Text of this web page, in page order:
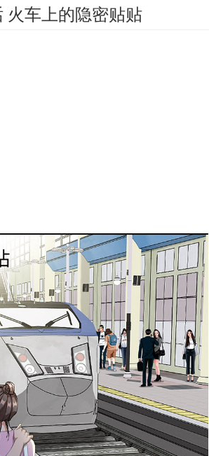
火车上的隐密贴贴